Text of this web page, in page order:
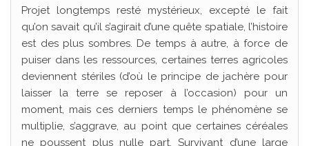
Projet longtemps resté mystérieux, excepté le fait
qu’on savait qu’il s’agirait d’une quête spatiale, l’histoire
est des plus sombres. De temps à autre, à force de
puiser dans les ressources, certaines terres agricoles
deviennent stériles (d’où le principe de jachère pour
laisser la terre se reposer à l’occasion) pour un
moment, mais ces derniers temps le phénomène se
multiplie, s’aggrave, au point que certaines céréales
ne poussent plus nulle part. Survivant d’une large